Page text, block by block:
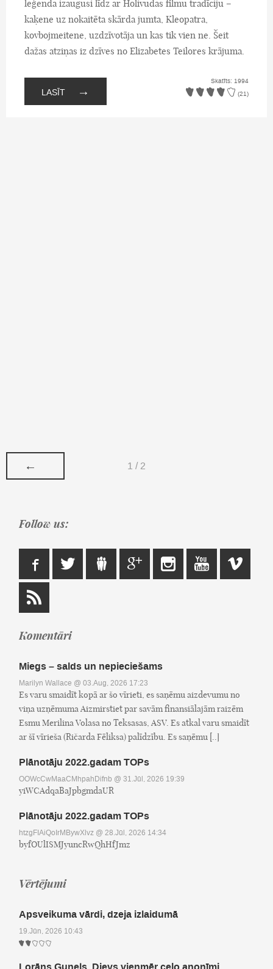
leģenda izaugusi līdz ar Holivudas filmu tradīciju –
kaķene uz nokaitēta skārda jumta, Kleopatra,
kovbojmeitene, uzdzīvotāja un kas tik vien ne. Šeit
dažas atziņas iz dzīves no Elizabetes Teilores krājuma.
LASĪT →
Skatīts: 1994
(21)
← 1 / 2
Follow us:
Komentāri
Miegs – salds un nepieciešams
Marilyn Wallace @ 03.Aug, 2026 17:23
Es varu smaidīt kopā ar šo vīrieti, es saņēmu aizdevumu no
viņa uzņēmuma Aizmirstiet par savām finansiālajām raizēm
Esmu Merilina Volasa no Teksasas, ASV. Es atkal varu smaidīt
ar šī vīrieša (Ričarda Fēliksa) palīdzību. Es saņēmu [..]
Plānotāju 2022.gadam TOPs
OOWcCwMaaCMhpahDifnb @ 31.Jūl, 2026 19:39
yiWCAdqaBaJpbgmdaUR
Plānotāju 2022.gadam TOPs
htzgFIAiQoIrMBywXlvz @ 28.Jūl, 2026 14:34
byfOUlISMJyuncRwQhHfJmz
Vērtējumi
Apsveikuma vārdi, dzeja izlaidumā
19.Jūn, 2026 10:43